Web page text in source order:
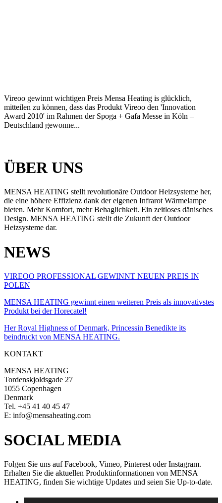
Vireoo gewinnt wichtigen Preis Mensa Heating is glücklich,
mitteilen zu können, dass das Produkt Vireoo den 'Innovation
Award 2010' im Rahmen der Spoga + Gafa Messe in Köln –
Deutschland gewonne...
ÜBER UNS
MENSA HEATING stellt revolutionäre Outdoor Heizsysteme her,
die eine höhere Effizienz dank der eigenen Infrarot Wärmelampe
bieten. Mehr Komfort, mehr Behaglichkeit. Ein zeitloses dänisches
Design. MENSA HEATING stellt die Zukunft der Outdoor
Heizsysteme dar.
NEWS
VIREOO PROFESSIONAL GEWINNT NEUEN PREIS IN
POLEN
MENSA HEATING gewinnt einen weiteren Preis als innovativstes
Produkt bei der Horecatel!
Her Royal Highness of Denmark, Princessin Benedikte its
beindruckt von MENSA HEATING.
KONTAKT
MENSA HEATING
Tordenskjoldsgade 27
1055 Copenhagen
Denmark
Tel. +45 41 40 45 47
E: info@mensaheating.com
SOCIAL MEDIA
Folgen Sie uns auf Facebook, Vimeo, Pinterest oder Instagram.
Erhalten Sie die aktuellen Produktinformationen von MENSA
HEATING, finden Sie wichtige Updates und seien Sie Up-to-date.